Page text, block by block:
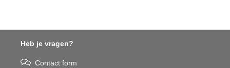
Heb je vragen?
Contact form